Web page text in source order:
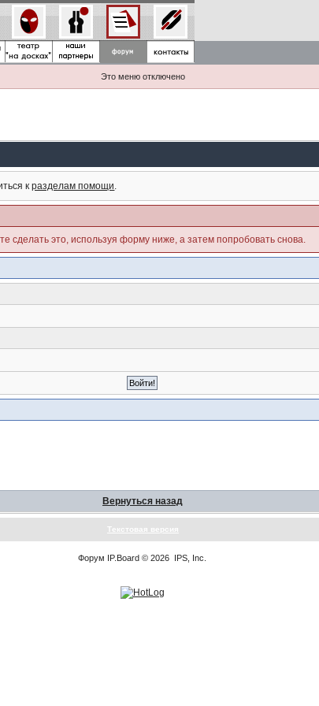
Это меню отключено
кразделам помощи.
сделать это, используя форму ниже, а затем попробовать снова.
Вернуться назад
Текстовая версия
Форум IP.Board © 2026 IPS, Inc